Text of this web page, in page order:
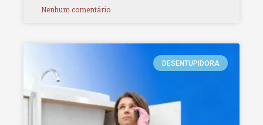
Nenhum comentário
DESENTUPIDORA